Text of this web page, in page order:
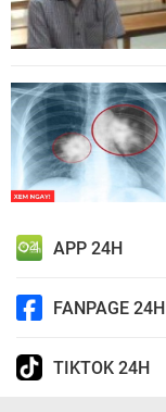
APP 24H
FANPAGE 24H
TIKTOK 24H